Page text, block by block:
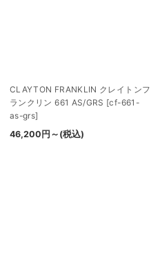
CLAYTON FRANKLIN クレイトンフ
ランクリン 661 AS/GRS [cf-661-
as-grs]
46,200 円 ～ (税込)